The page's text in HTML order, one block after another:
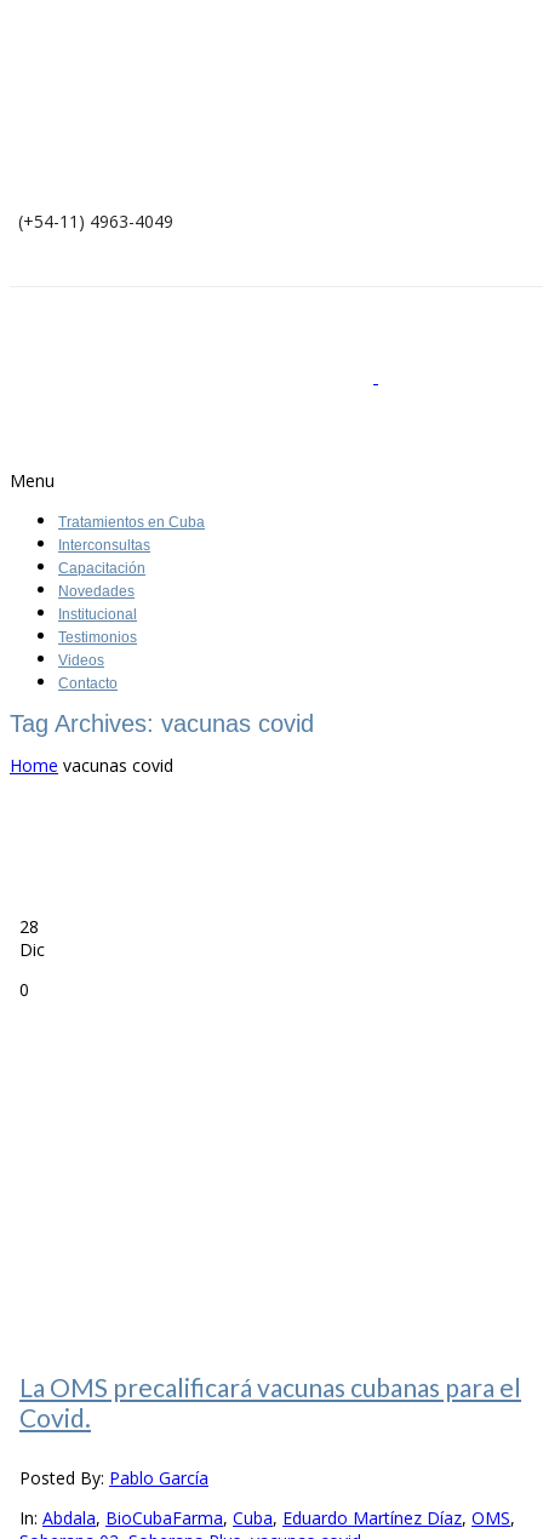
(+54-11) 4963-4049
Menu
Tratamientos en Cuba
Interconsultas
Capacitación
Novedades
Institucional
Testimonios
Videos
Contacto
Tag Archives: vacunas covid
Home vacunas covid
28
Dic
0
La OMS precalificará vacunas cubanas para el
Covid.
Posted By: Pablo García
In: Abdala, BioCubaFarma, Cuba, Eduardo Martínez Díaz, OMS,